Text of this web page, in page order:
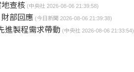
查核 (中央社 2026-08-06 21:39:58)
部回應 (今日新聞 2026-08-06 21:39:38)
進製程需求帶動 (中央社 2026-08-06 21:33:54)